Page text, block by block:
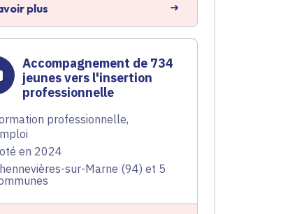
plus
Accompagnement de 734
jeunes vers l'insertion
professionnelle
professionnelle,
en 2024
sur-Marne (94) et 5